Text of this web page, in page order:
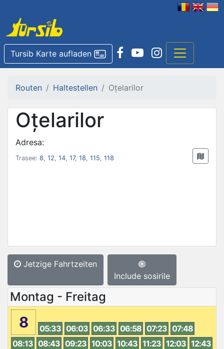
Tursib Karte aufladen
Routen Haltestellen Oțelarilor
Oțelarilor
Adresa:
Trasee: 8, 12, 14, 17, 18, 115, 118
Jetzige Fahrtzeiten
Include sosirile
Montag - Freitag
8 05:33 06:03 06:33 06:58 07:23 07:48
08:13 08:43 09:23 10:03 10:43 11:23 12:03 12:43